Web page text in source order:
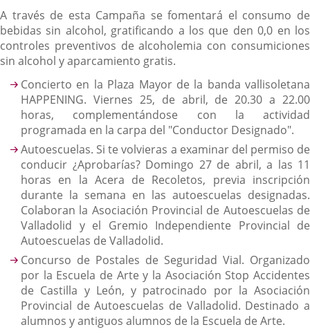
A través de esta Campaña se fomentará el consumo de
bebidas sin alcohol, gratificando a los que den 0,0 en los
controles preventivos de alcoholemia con consumiciones
sin alcohol y aparcamiento gratis.
Concierto en la Plaza Mayor de la banda vallisoletana
HAPPENING. Viernes 25, de abril, de 20.30 a 22.00
horas, complementándose con la actividad
programada en la carpa del "Conductor Designado".
Autoescuelas. Si te volvieras a examinar del permiso de
conducir ¿Aprobarías? Domingo 27 de abril, a las 11
horas en la Acera de Recoletos, previa inscripción
durante la semana en las autoescuelas designadas.
Colaboran la Asociación Provincial de Autoescuelas de
Valladolid y el Gremio Independiente Provincial de
Autoescuelas de Valladolid.
Concurso de Postales de Seguridad Vial. Organizado
por la Escuela de Arte y la Asociación Stop Accidentes
de Castilla y León, y patrocinado por la Asociación
Provincial de Autoescuelas de Valladolid. Destinado a
alumnos y antiguos alumnos de la Escuela de Arte.